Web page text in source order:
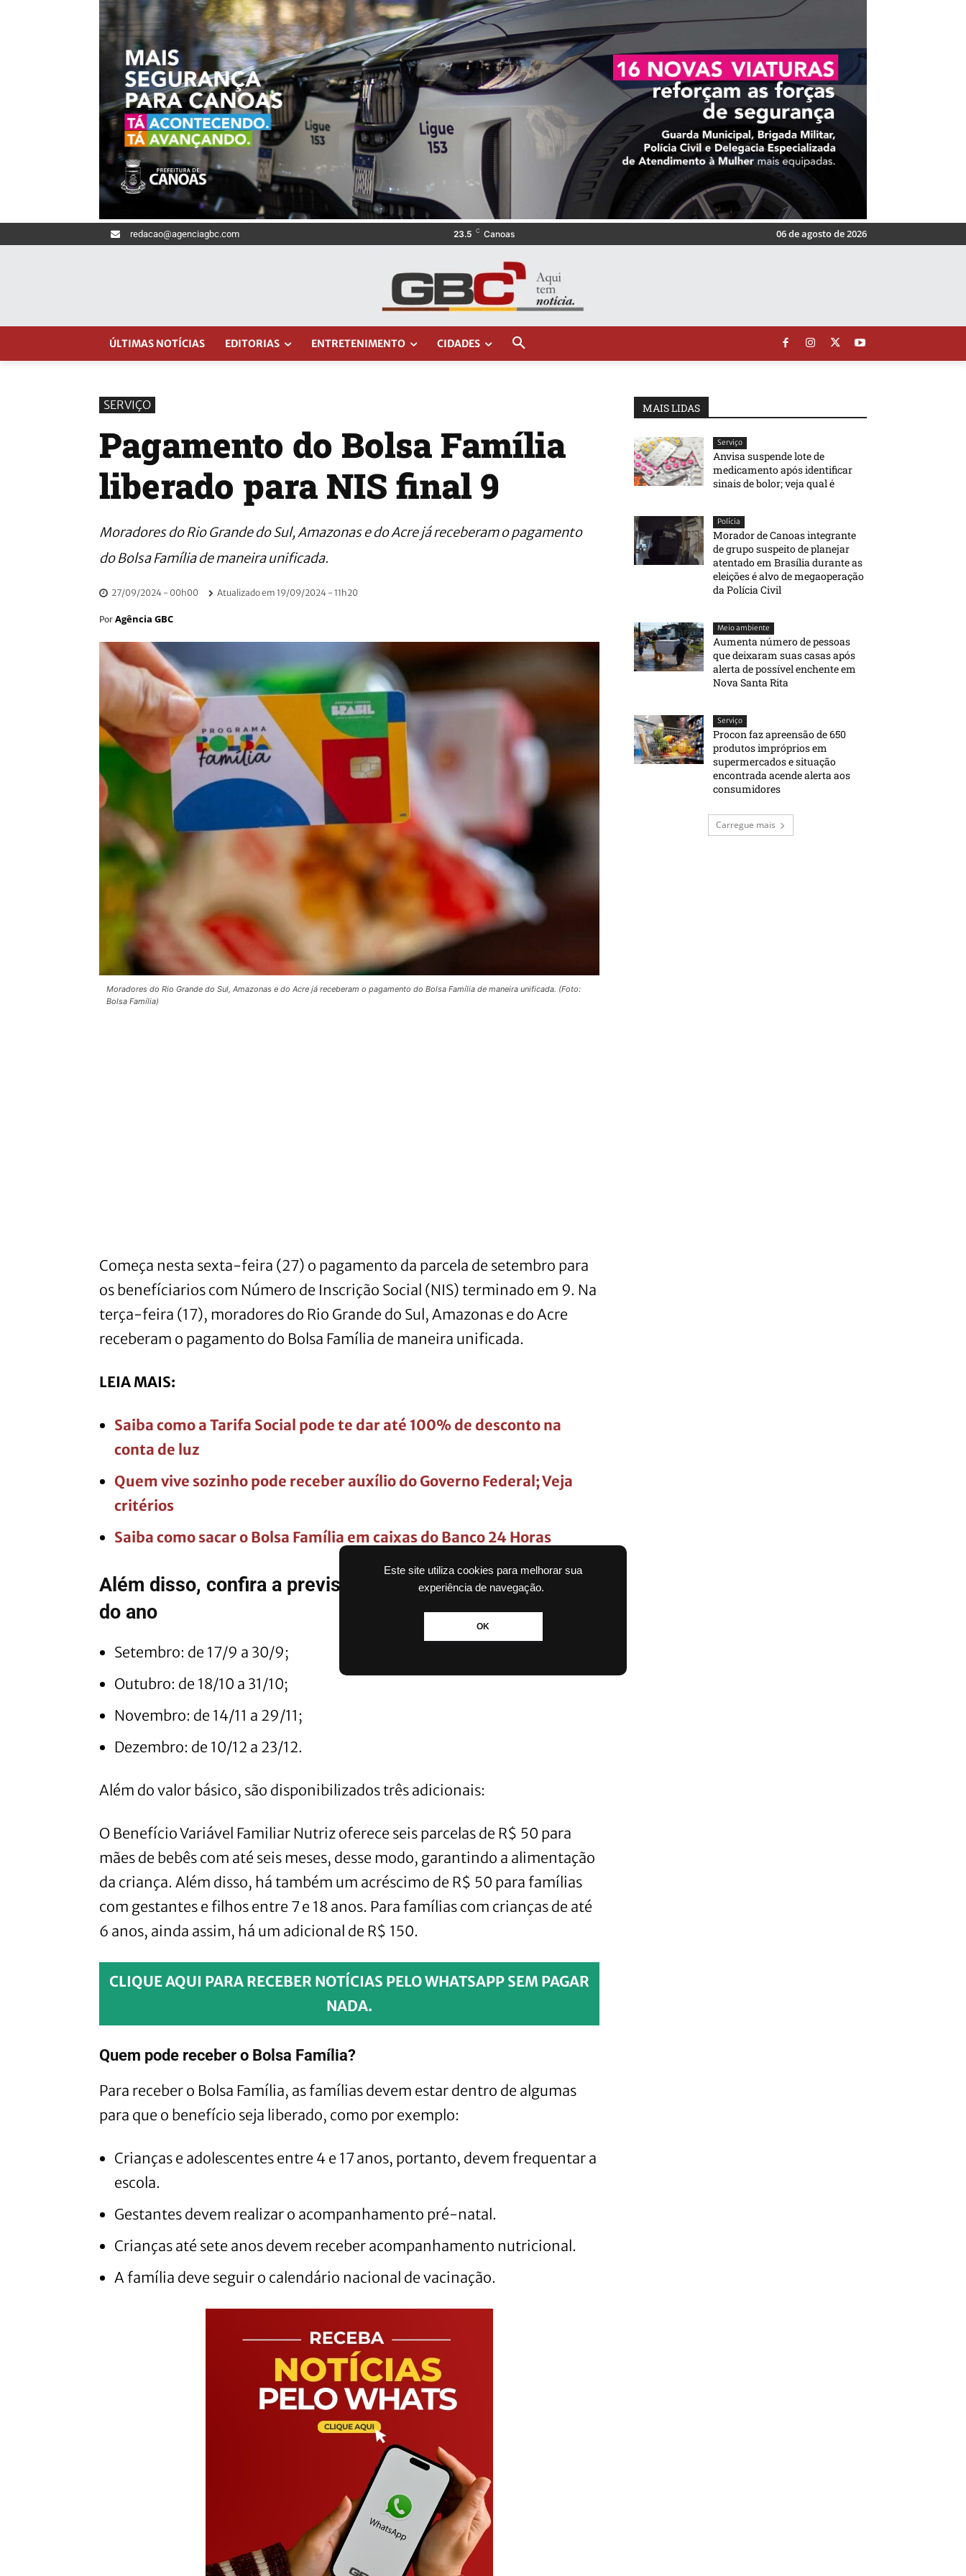
Este site utiliza cookies para melhorar sua
experiência de navegação.
OK
redacao@agenciagbc.com 23.5 C Canoas 06 de agosto de 2026
ÚLTIMAS NOTÍCIAS EDITORIAS ENTRETENIMENTO CIDADES
SERVIÇO
Pagamento do Bolsa Família
liberado para NIS final 9
Moradores do Rio Grande do Sul, Amazonas e do Acre já receberam o pagamento
do Bolsa Família de maneira unificada.
27/09/2024 - 00h00 Atualizado em 19/09/2024 - 11h20
Por Agência GBC
Moradores do Rio Grande do Sul, Amazonas e do Acre já receberam o pagamento do Bolsa Família de maneira unificada. (Foto:
Bolsa Família)
Começa nesta sexta-feira (27) o pagamento da parcela de setembro para
os benefíciarios com Número de Inscrição Social (NIS) terminado em 9. Na
terça-feira (17), moradores do Rio Grande do Sul, Amazonas e do Acre
receberam o pagamento do Bolsa Família de maneira unificada.
LEIA MAIS:
Saiba como a Tarifa Social pode te dar até 100% de desconto na
conta de luz
Quem vive sozinho pode receber auxílio do Governo Federal; Veja
critérios
Saiba como sacar o Bolsa Família em caixas do Banco 24 Horas
Além disso, confira a previsão de pagamentos ao longo
do ano
Setembro: de 17/9 a 30/9;
Outubro: de 18/10 a 31/10;
Novembro: de 14/11 a 29/11;
Dezembro: de 10/12 a 23/12.
Além do valor básico, são disponibilizados três adicionais:
O Benefício Variável Familiar Nutriz oferece seis parcelas de R$ 50 para
mães de bebês com até seis meses, desse modo, garantindo a alimentação
da criança. Além disso, há também um acréscimo de R$ 50 para famílias
com gestantes e filhos entre 7 e 18 anos. Para famílias com crianças de até
6 anos, ainda assim, há um adicional de R$ 150.
CLIQUE AQUI PARA RECEBER NOTÍCIAS PELO WHATSAPP SEM PAGAR
NADA.
Quem pode receber o Bolsa Família?
Para receber o Bolsa Família, as famílias devem estar dentro de algumas
para que o benefício seja liberado, como por exemplo:
Crianças e adolescentes entre 4 e 17 anos, portanto, devem frequentar a
escola.
Gestantes devem realizar o acompanhamento pré-natal.
Crianças até sete anos devem receber acompanhamento nutricional.
A família deve seguir o calendário nacional de vacinação.
MAIS LIDAS
Serviço
Anvisa suspende lote de
medicamento após identificar
sinais de bolor; veja qual é
Polícia
Morador de Canoas integrante
de grupo suspeito de planejar
atentado em Brasília durante as
eleições é alvo de megaoperação
da Polícia Civil
Meio ambiente
Aumenta número de pessoas
que deixaram suas casas após
alerta de possível enchente em
Nova Santa Rita
Serviço
Procon faz apreensão de 650
produtos impróprios em
supermercados e situação
encontrada acende alerta aos
consumidores
Carregue mais